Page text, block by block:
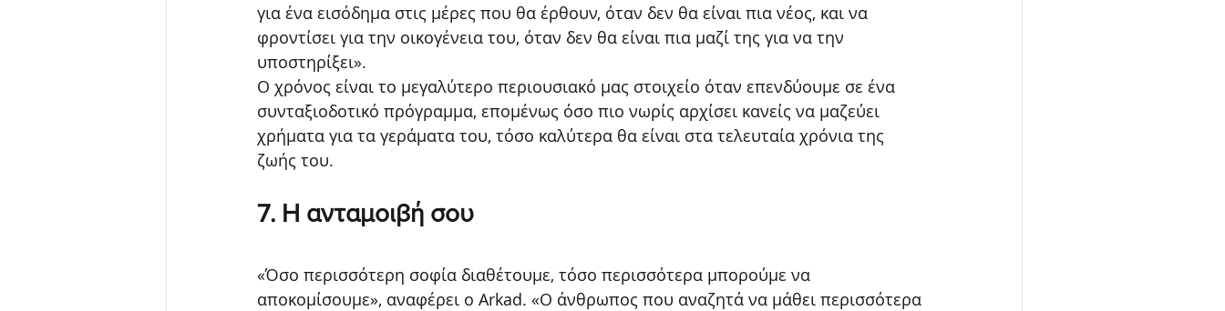
για ένα εισόδημα στις μέρες που θα έρθουν, όταν δεν θα είναι πια νέος, και να
φροντίσει για την οικογένεια του, όταν δεν θα είναι πια μαζί της για να την
υποστηρίξει».
Ο χρόνος είναι το μεγαλύτερο περιουσιακό μας στοιχείο όταν επενδύουμε σε ένα
συνταξιοδοτικό πρόγραμμα, επομένως όσο πιο νωρίς αρχίσει κανείς να μαζεύει
χρήματα για τα γεράματα του, τόσο καλύτερα θα είναι στα τελευταία χρόνια της
ζωής του.
7. Η ανταμοιβή σου
«Όσο περισσότερη σοφία διαθέτουμε, τόσο περισσότερα μπορούμε να
αποκομίσουμε», αναφέρει ο Arkad. «Ο άνθρωπος που αναζητά να μάθει περισσότερα